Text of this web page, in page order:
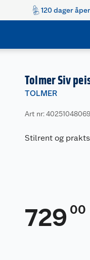
120 dager
Tolmer Siv
TOLMER
Art nr:
Stilrent og
729 00